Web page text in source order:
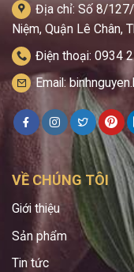
Địa chỉ: Số 8/
Niệm, Quận Lê Chân,
Điện thoại: 0934
Email:
VỀ CHÚNG TÔI
Giới thiệu
Sản phẩm
Tin tức